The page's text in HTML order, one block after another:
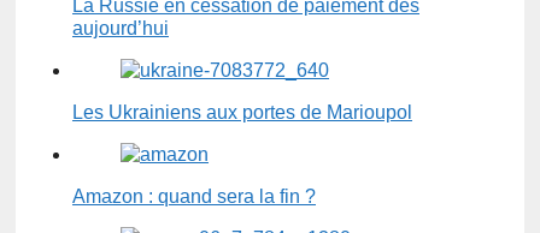
La Russie en cessation de paiement dès
aujourd’hui
Les Ukrainiens aux portes de Marioupol
Amazon : quand sera la fin ?